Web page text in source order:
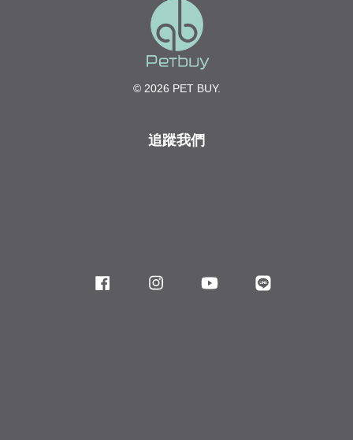
© 2026 PET BUY.
追蹤我們